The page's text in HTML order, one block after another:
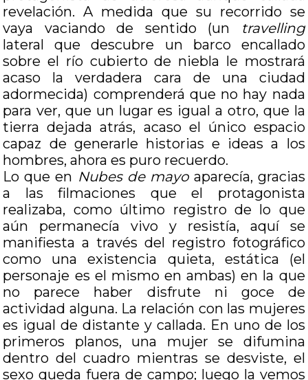
revelación. A medida que su recorrido se
vaya vaciando de sentido (un
travelling
lateral que descubre un barco encallado
sobre el río cubierto de niebla le mostrará
acaso la verdadera cara de una ciudad
adormecida) comprenderá que no hay nada
para ver, que un lugar es igual a otro, que la
tierra dejada atrás, acaso el único espacio
capaz de generarle historias e ideas a los
hombres, ahora es puro recuerdo.
Lo que en Nubes de mayoaparecía, gracias
a las filmaciones que el protagonista
realizaba, como último registro de lo que
aún permanecía vivo y resistía, aquí se
manifiesta a través del registro fotográfico
como una existencia quieta, estática (el
personaje es el mismo en ambas) en la que
no parece haber disfrute ni goce de
actividad alguna. La relación con las mujeres
es igual de distante y callada. En uno de los
primeros planos, una mujer se difumina
dentro del cuadro mientras se desviste, el
sexo queda fuera de campo; luego la vemos